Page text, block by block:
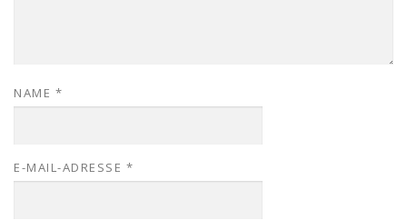
NAME *
E-MAIL-ADRESSE *